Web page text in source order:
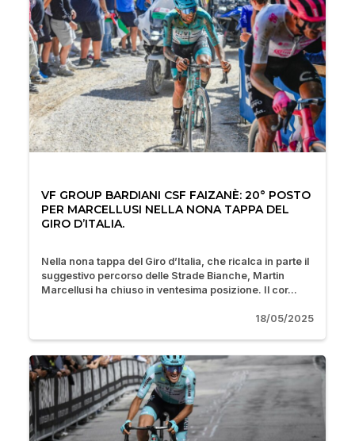
VF GROUP BARDIANI CSF FAIZANÈ: 20° POSTO
PER MARCELLUSI NELLA NONA TAPPA DEL
GIRO D’ITALIA.
Nella nona tappa del Giro d’Italia, che ricalca in parte il
suggestivo percorso delle Strade Bianche, Martin
Marcellusi ha chiuso in ventesima posizione. Il cor...
18/05/2025